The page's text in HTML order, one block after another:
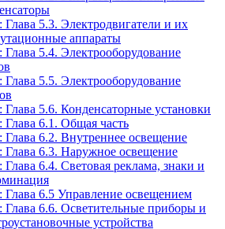
5.3. Электродвигатели и их
аппараты
5.4. Электрооборудование
5.5. Электрооборудование
5.6. Конденсаторные установки
6.1. Общая часть
6.2. Внутреннее освещение
6.3. Наружное освещение
6.4. Световая реклама, знаки и
6.5 Управление освещением
6.6. Осветительные приборы и
устройства